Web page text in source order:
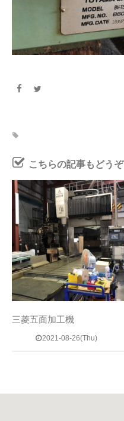
こちらの記事もどうぞ
三菱五面加工機
2021-08-26(Thu)